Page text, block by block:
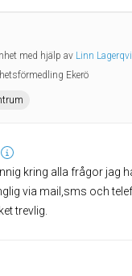
med hjälp av Linn
Ekerö
kring alla frågor jag
via mail,sms och
trevlig.